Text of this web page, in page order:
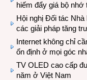
hiếm đẩy giá bộ nhớ
Hội nghị Đối tác
các giải pháp tăng
Internet không chỉ
ổn định ở mọi góc
TV OLED cao cấp
năm ở Việt Nam